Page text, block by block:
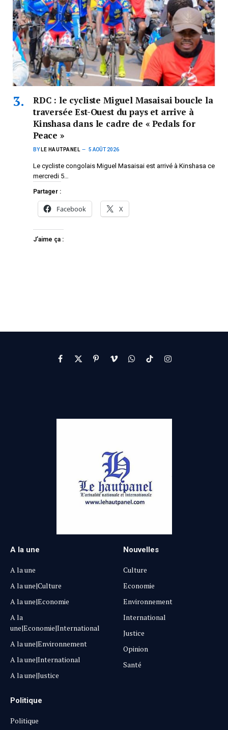
RDC : le cycliste Miguel Masaisai boucle la
traversée Est-Ouest du pays et arrive à
Kinshasa dans le cadre de « Pedals for
Peace »
BY LE HAUTPANEL 5 AOÛT 2026
Le cycliste congolais Miguel Masaisai est arrivé à Kinshasa ce
mercredi 5…
Partager :
Facebook X
J’aime ça :
Facebook
X
PinterestVimeoWhatsApp
TikTokInstagram
A la une
A la une
A la une|Culture
A la une|Economie
A la
une|Economie|International
A la une|Environnement
A la une|International
A la une|Justice
Nouvelles
Culture
Economie
Environnement
International
Justice
Opinion
Santé
Politique
Politique